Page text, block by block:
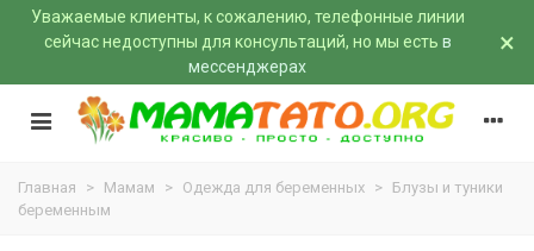
Уважаемые клиенты, к сожалению, телефонные линии
сейчас недоступны для консультаций, но мы есть в
мессенджерах
×
Главная > Мамам > Одежда для беременных > Блузы и туники
беременным